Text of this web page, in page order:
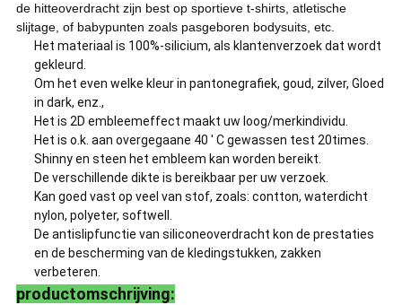
de hitteoverdracht zijn best op sportieve t-shirts, atletische
slijtage, of babypunten zoals pasgeboren bodysuits, etc.
Het materiaal is 100%-silicium, als klantenverzoek dat wordt
gekleurd.
Om het even welke kleur in pantonegrafiek, goud, zilver, Gloed
in dark, enz.,
Het is 2D embleemeffect maakt uw loog/merkindividu.
Het is o.k. aan overgegaane 40 ' C gewassen test 20times.
Shinny en steen het embleem kan worden bereikt.
De verschillende dikte is bereikbaar per uw verzoek.
Kan goed vast op veel van stof, zoals: contton, waterdicht
nylon, polyeter, softwell.
De antislipfunctie van siliconeoverdracht kon de prestaties
en de bescherming van de kledingstukken, zakken
verbeteren.
productomschrijving: